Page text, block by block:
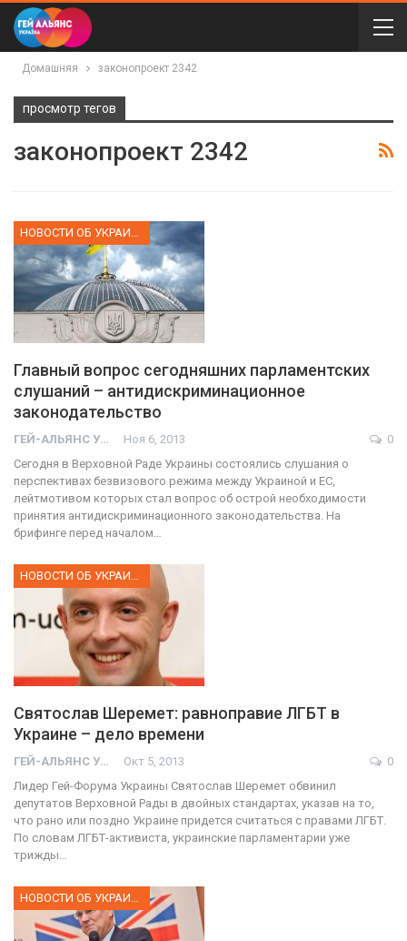
Домашняя законопроект 2342
просмотр тегов
законопроект 2342
Главный вопрос сегодняшних парламентских
слушаний – антидискриминационное
законодательство
ГЕЙ-АЛЬЯНС УКРАИНА Ноя 6, 2013
0
Сегодня в Верховной Раде Украины состоялись слушания о
перспективах безвизового режима между Украиной и ЕС,
лейтмотивом которых стал вопрос об острой необходимости
принятия антидискриминационного законодательства. На
брифинге перед началом…
НОВОСТИ ОБ УКРАИНЕ
Святослав Шеремет: равноправие ЛГБТ в
Украине – дело времени
ГЕЙ-АЛЬЯНС УКРАИНА Окт 5, 2013
0
Лидер Гей-Форума Украины Святослав Шеремет обвинил
депутатов Верховной Рады в двойных стандартах, указав на то,
что рано или поздно Украине придется считаться с правами ЛГБТ.
По словам ЛГБТ-активиста, украинские парламентарии уже
трижды…
НОВОСТИ ОБ УКРАИНЕ